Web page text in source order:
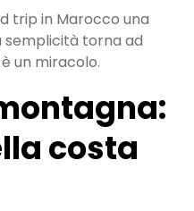
trip in Marocco una
semplicità torna ad
un miracolo.
costa